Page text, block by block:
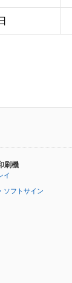
刷機
イ
ソフトサイン